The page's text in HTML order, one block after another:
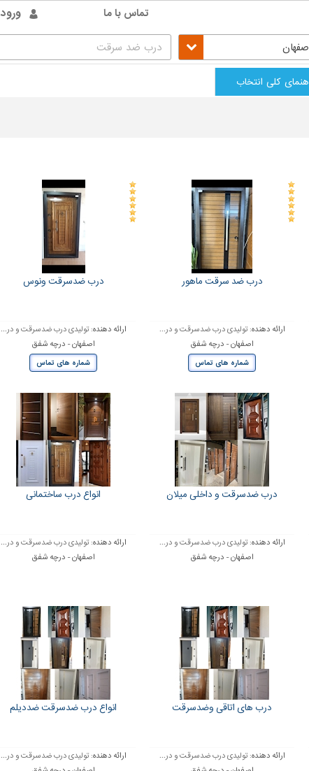
ورود تماس با ما
کلی انتخاب
درب ضد سرقت ماهور
ارائه دهنده: تولیدی درب ضدسرقت و در...
اصفهان - درچه شفق
شماره های تماس
درب ضدسرقت ونوس
ارائه دهنده: تولیدی درب ضدسرقت و در...
اصفهان - درچه شفق
شماره های تماس
درب ضدسرقت و داخلی میلان
ارائه دهنده: تولیدی درب ضدسرقت و در...
اصفهان - درچه شفق
انواع درب ساختمانی
ارائه دهنده: تولیدی درب ضدسرقت و در...
اصفهان - درچه شفق
درب های اتاقی وضدسرقت
ارائه دهنده: تولیدی درب ضدسرقت و در...
انواع درب ضدسرقت ضددیلم
ارائه دهنده: تولیدی درب ضدسرقت و در...